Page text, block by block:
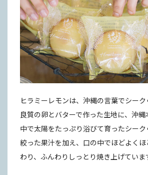
ヒラミーレモンは、沖縄の言葉でシーク
良質の卵とバターで作った生地に、沖
中で太陽をたっぷり浴びて育ったシー
絞った果汁を加え、口の中でほどよく
わり、ふんわりしっとり焼き上げていま